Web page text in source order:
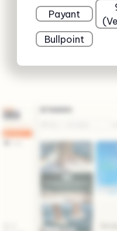
Payant
Bullpoint